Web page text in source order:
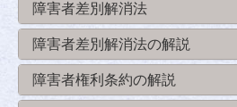
障害者差別解消法
障害者差別解消法の解説
障害者権利条約の解説